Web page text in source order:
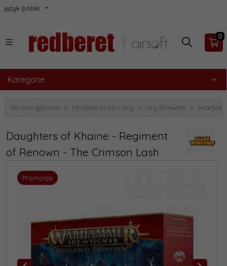
język polski
0
Kategorie
Strona główna Modelarstwo i Gry Gry bitewne
Daughters of Khaine - Regiment
of Renown - The Crimson Lash
Promocja